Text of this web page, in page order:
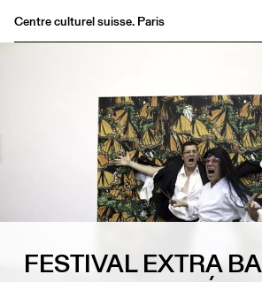
Centre culturel suisse. Paris
Informations
FR/EN
FESTIVAL EXTRA